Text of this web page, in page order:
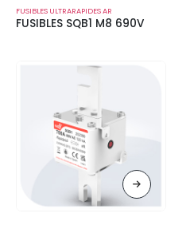
FUSIBLES ULTRARAPIDES AR
FUSIBLES SQB1 M8 690V